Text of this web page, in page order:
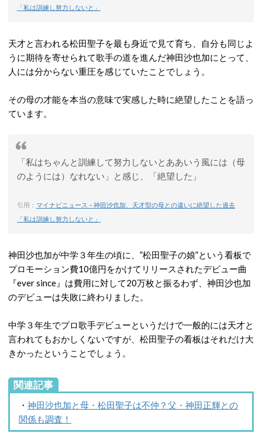
「私は訓練し努力しないと」
天才と言われる松田聖子を最も身近で見て育ち、自分も同じよ
うに期待を寄せられて歌手の道を進んだ神田沙也加にとって、
人には分からない重圧を感じていたことでしょう。
その母の才能を本当の意味で実感した時に絶望したことを語っ
ています。
「私はちゃんと訓練して努力しないとああいう風には（母
のようには）なれない」と感じ、「絶望した」
引用： マイナビニュース – 神田沙也加、天才型の母との違いに絶望した過去
「私は訓練し努力しないと」
神田沙也加が中学３年生の頃に、”松田聖子の娘”という看板で
プロモーション費10億円をかけてリリースされたデビュー曲
『ever since』は費用に対して20万枚と振るわず、神田沙也加
のデビューは失敗に終わりました。
中学３年生でプロ歌手デビューというだけで一般的には天才と
言われてもおかしくないですが、松田聖子の看板はそれだけ大
きかったということでしょう。
関連記事
・ 神田沙也加と母・松田聖子は不仲？父・神田正輝との
関係も調査！